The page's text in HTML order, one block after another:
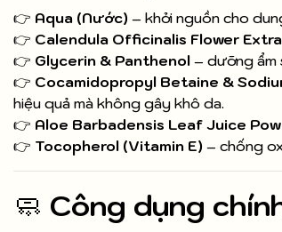
👉 Aqua (Nước) – khởi nguồn cho
👉 Calendula Officinalis Flower
👉 Glycerin & Panthenol – dưỡng ẩm
👉 Cocamidopropyl Betaine &
hiệu quả mà không gây khô da.
👉 Aloe Barbadensis Leaf Juice
👉 Tocopherol (Vitamin E) – chống
🧼 Công dụng